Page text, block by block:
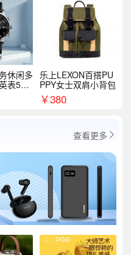
休闲多
表510
乐上LEXON百搭PU
PPY女士双肩小背包
￥380
查看更多 